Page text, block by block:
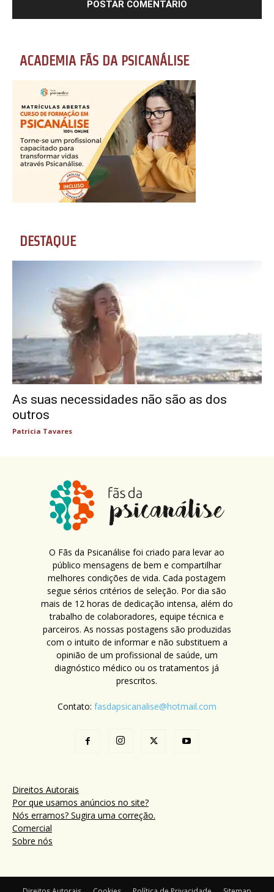
ACADEMIA FÃS DA PSICANÁLISE
DESTAQUE
As suas necessidades não são as dos
outros
Patricia Tavares
O Fãs da Psicanálise foi criado para levar ao
público mensagens de bem e compartilhar
melhores condições de vida. Cada postagem
segue sérios critérios de seleção. Por dia são
mais de 12 horas de dedicação intensa, além do
trabalho de colaboradores, equipe técnica e
parceiros. As nossas postagens são produzidas
com o intuito de informar e não substituem a
opinião de um profissional de saúde, um
diagnóstico médico ou os tratamentos já
prescritos.
Contato: fasdapsicanalise@hotmail.com
Direitos Autorais
Por que usamos anúncios no site?
Nós erramos? Sugira uma correção.
Comercial
Sobre nós